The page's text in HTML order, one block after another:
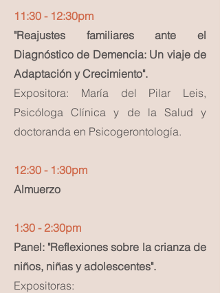
11:30 - 12:30pm
"Reajustes familiares ante el
Diagnóstico de Demencia: Un viaje de
Adaptación y Crecimiento".
Expositora: María del Pilar Leis,
Psicóloga Clínica y de la Salud y
doctoranda en Psicogerontología.
12:30 - 1:30pm
Almuerzo
1:30 - 2:30pm
Panel: "Reflexiones sobre la crianza de
niños, niñas y adolescentes".
Expositoras: